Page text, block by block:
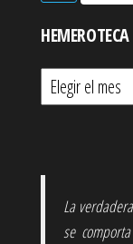
HEMEROTECA
Hemeroteca
La
se